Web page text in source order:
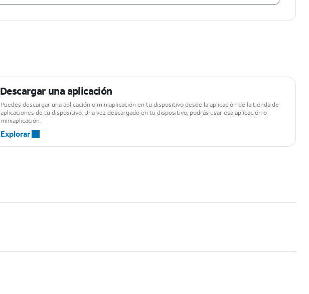
Descargar una aplicación
Puedes descargar una aplicación o miniaplicación en tu dispositivo desde la aplicación de la tienda de
aplicaciones de tu dispositivo. Una vez descargado en tu dispositivo, podrás usar esa aplicación o
miniaplicación.
Explorar